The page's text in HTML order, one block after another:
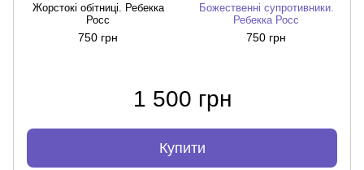
Жорстокі обітниці. Ребекка
Росс
750 грн
Божественні супротивники.
Ребекка Росс
750 грн
1 500 грн
Купити